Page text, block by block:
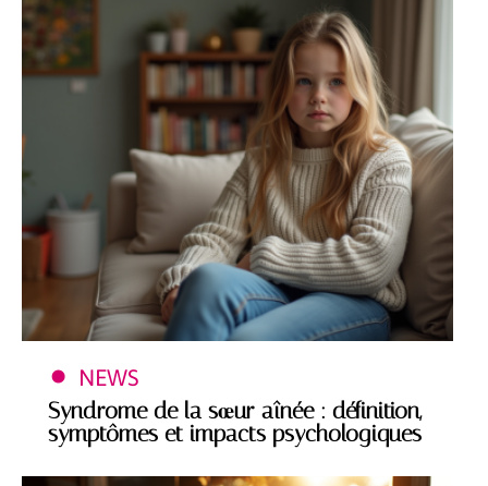
NEWS
Syndrome de la sœur aînée : définition,
symptômes et impacts psychologiques